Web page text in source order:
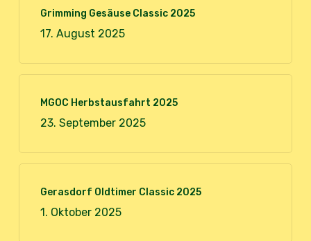
Grimming Gesäuse Classic 2025
17. August 2025
MGOC Herbstausfahrt 2025
23. September 2025
Gerasdorf Oldtimer Classic 2025
1. Oktober 2025